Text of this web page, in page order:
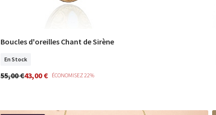
COMMANDER
Boucles d'oreilles Chant de Sirène
En Stock
55,00 €43,00 € ÉCONOMISEZ 22%